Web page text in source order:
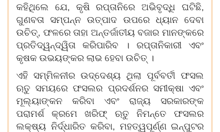
କହିଥିଲେ ଯେ, କୃଷି ରପ୍ତାନିରେ ଅଭିବୃଦ୍ଧି ଘଟିଛି,
ଗୁଣବତା ସମ୍ପନ୍ନ ଉତ୍ପାଦ ଉପରେ ଧ୍ୟାନ ଦେବା
ଉଚିତ୍‌, ଫଳରେ ତାହା ଅନ୍ତର୍ଜାତୀୟ ବଜାର ମାନଙ୍କରେ
ପ୍ରତିଦ୍ୱନ୍ଦ୍ୱିତା କରିପାରିବ । ରପ୍ତାନିକାରୀ ଏବଂ
କୃଷକ ଉଭୟଙ୍କର ଲାଭ ହେବା ଉଚିତ୍ ।
ଏହି ସମ୍ମିଳନୀର ଉଦ୍ଦେଶ୍ୟ ଥିଲା ପୂର୍ବବର୍ତୀ ଫସଲ
ଋତୁ ସମୟରେ ଫସଲର ପ୍ରଦର୍ଶନର ସମୀକ୍ଷା ଏବଂ
ମୂଲ୍ୟାଙ୍କନ କରିବା ଏବଂ ରାଜ୍ୟ ସରକାରଙ୍କ
ପରାମର୍ଶ କ୍ରମେ ଖରିଫ୍ ଋତୁ ନିମନ୍ତେ ଫସଲର
ଲକ୍ଷ୍ୟ ନିର୍ଦ୍ଧାରିତ କରିବା, ମହତ୍ୱପୂର୍ଣ୍ଣ ଇନ୍‌ପୁଟର